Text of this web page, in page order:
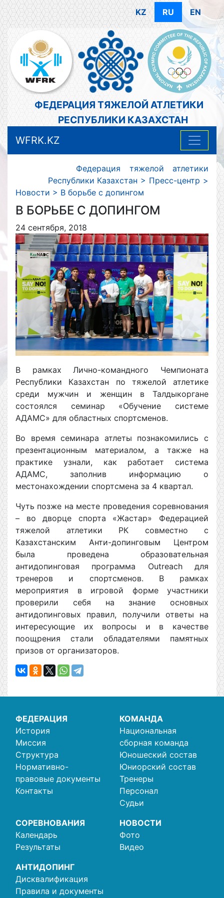
KZ RU EN
ФЕДЕРАЦИЯ ТЯЖЕЛОЙ АТЛЕТИКИ
РЕСПУБЛИКИ КАЗАХСТАН
WFRK.KZ
Федерация тяжелой атлетики
Республики Казахстан > Пресс-центр >
Новости > В борьбе с допингом
В БОРЬБЕ С ДОПИНГОМ
24 сентября, 2018
В рамках Лично-командного Чемпионата
Республики Казахстан по тяжелой атлетике
среди мужчин и женщин в Талдыкоргане
состоялся семинар «Обучение системе
АДАМС» для областных спортсменов.
Во время семинара атлеты познакомились с
презентационным материалом, а также на
практике узнали, как работает система
АДАМС, заполнив информацию о
местонахождении спортсмена за 4 квартал.
Чуть позже на месте проведения соревнования
– во дворце спорта «Жастар» Федерацией
тяжелой атлетики РК совместно с
Казахстанским Анти-допинговым Центром
была проведена образовательная
антидопинговая программа Outreach для
тренеров и спортсменов. В рамках
мероприятия в игровой форме участники
проверили себя на знание основных
антидопинговых правил, получили ответы на
интересующие их вопросы и в качестве
поощрения стали обладателями памятных
призов от организаторов.
ФЕДЕРАЦИЯ
История
Миссия
Структура
Нормативно-
правовые документы
Контакты
КОМАНДА
Национальная
сборная команда
Юношеский состав
Юниорский состав
Тренеры
Персонал
Судьи
СОРЕВНОВАНИЯ
Календарь
Результаты
НОВОСТИ
Фото
Видео
АНТИДОПИНГ
Дисквалификация
Правила и документы